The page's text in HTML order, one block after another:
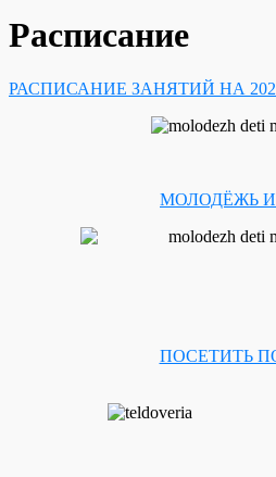
Расписание
РАСПИСАНИЕ ЗАНЯТИЙ НА
МОЛОДЁЖЬ
ПОСЕТИТЬ